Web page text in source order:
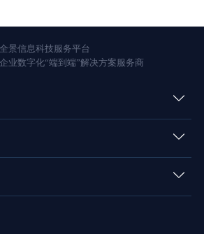
全景信息科技服务平台
企业数字化“端到端”解决方案服务商